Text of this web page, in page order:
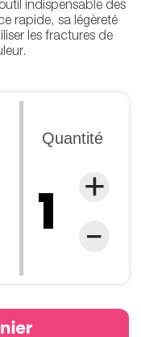
Quantité
indispensable des
rapide, sa légèreté
les fractures de